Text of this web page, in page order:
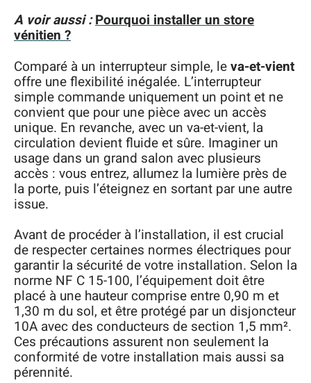
A voir aussi :Pourquoi installer un store
vénitien ?
Comparé à un interrupteur simple, leva-et-vient
offre une flexibilité inégalée. L’interrupteur
simple commande uniquement un point et ne
convient que pour une pièce avec un accès
unique. En revanche, avec un va-et-vient, la
circulation devient fluide et sûre. Imaginer un
usage dans un grand salon avec plusieurs
accès : vous entrez, allumez la lumière près de
la porte, puis l’éteignez en sortant par une autre
issue.
Avant de procéder à l’installation, il est crucial
de respecter certaines normes électriques pour
garantir la sécurité de votre installation. Selon la
norme NF C 15-100, l’équipement doit être
placé à une hauteur comprise entre 0,90 m et
1,30 m du sol, et être protégé par un disjoncteur
10A avec des conducteurs de section 1,5 mm².
Ces précautions assurent non seulement la
conformité de votre installation mais aussi sa
pérennité.